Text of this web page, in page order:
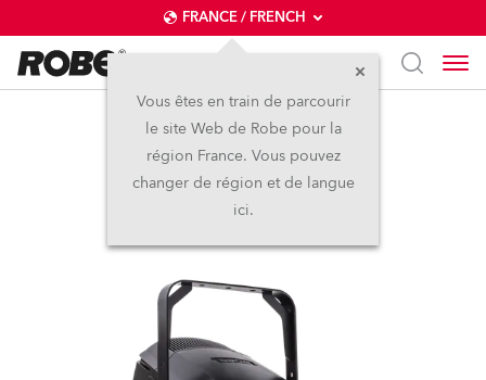
FRANCE / FRENCH
Vous êtes en train de parcourir
le site Web de Robe pour la
région France. Vous pouvez
changer de région et de langue
ici.
iT12 PC™
Nouveau IP65